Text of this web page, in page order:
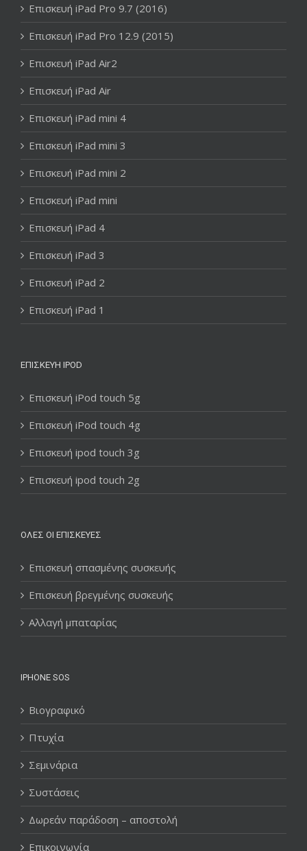
Επισκευή iPad Pro 9.7 (2016)
Επισκευή iPad Pro 12.9 (2015)
Επισκευή iPad Air2
Επισκευή iPad Air
Επισκευή iPad mini 4
Επισκευή iPad mini 3
Επισκευή iPad mini 2
Επισκευή iPad mini
Επισκευή iPad 4
Επισκευή iPad 3
Επισκευή iPad 2
Επισκευή iPad 1
ΕΠΙΣΚΕΥΉ IPOD
Επισκευή iPod touch 5g
Επισκευή iPod touch 4g
Επισκευή ipod touch 3g
Επισκευή ipod touch 2g
ΌΛΕΣ ΟΙ ΕΠΙΣΚΕΥΈΣ
Επισκευή σπασμένης συσκευής
Επισκευή βρεγμένης συσκευής
Αλλαγή μπαταρίας
IPHONE SOS
Βιογραφικό
Πτυχία
Σεμινάρια
Συστάσεις
Δωρεάν παράδοση – αποστολή
Επικοινωνία